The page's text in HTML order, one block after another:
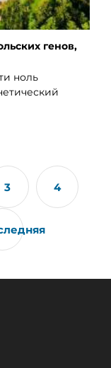
генов,
ноль
3 4